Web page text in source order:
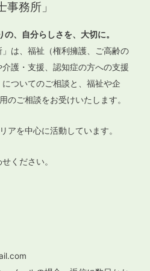
事務所」
、自分らしさを、大切に。
」は、福祉（権利擁護、ご高齢の
護・支援、認知症の方への支援
ついてのご相談と、福祉や企
のご相談をお受けいたします。
アを中心に活動しています。
ください。